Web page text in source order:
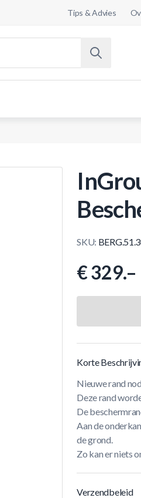
Tips & Advies
SKU:
€ 329.–
Korte
Nieuwe rand
Deze rand
De
Aan de
de grond.
Zo kan er niets
Verzendbeleid